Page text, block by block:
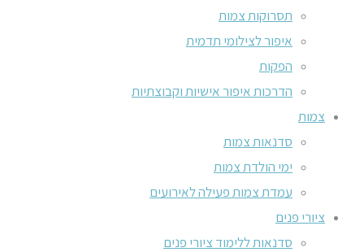
תסרוקות צמות
איפור לצילומי תדמית
הפקות
הדרכות איפור אישיות וקבוצתיות
צמות
סדנאות צמות
ימי הולדת צמות
עמדת צמות פעילה לאירועים
ציורי פנים
סדנאות ללימוד ציורי פנים